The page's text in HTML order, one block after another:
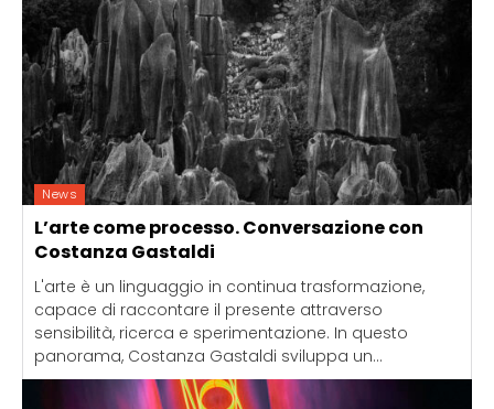
News
L’arte come processo. Conversazione con
Costanza Gastaldi
L'arte è un linguaggio in continua trasformazione,
capace di raccontare il presente attraverso
sensibilità, ricerca e sperimentazione. In questo
panorama, Costanza Gastaldi sviluppa un...